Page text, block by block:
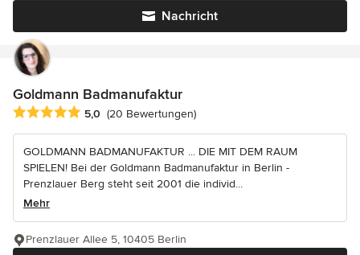
Nachricht
Goldmann Badmanufaktur
Durchschnittliche Bewertung: 5 von 5 Sternen
5,0 (20 Bewertungen)
GOLDMANN BADMANUFAKTUR ... DIE MIT DEM RAUM
SPIELEN! Bei der Goldmann Badmanufaktur in Berlin -
Prenzlauer Berg steht seit 2001 die individ...
Mehr
Prenzlauer Allee 5, 10405 Berlin